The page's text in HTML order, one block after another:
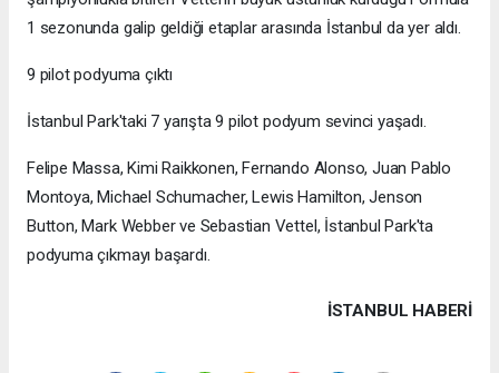
1 sezonunda galip geldiği etaplar arasında İstanbul da yer aldı.
9 pilot podyuma çıktı
İstanbul Park'taki 7 yarışta 9 pilot podyum sevinci yaşadı.
Felipe Massa, Kimi Raikkonen, Fernando Alonso, Juan Pablo
Montoya, Michael Schumacher, Lewis Hamilton, Jenson
Button, Mark Webber ve Sebastian Vettel, İstanbul Park'ta
podyuma çıkmayı başardı.
İSTANBUL HABERİ